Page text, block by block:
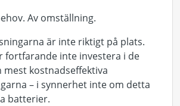
Av omställning.
är inte riktigt på plats.
fortfarande inte investera i de
mest kostnadseffektiva
– i synnerhet inte om detta
batterier.